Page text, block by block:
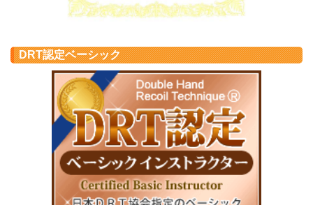
DRT認定ベーシック